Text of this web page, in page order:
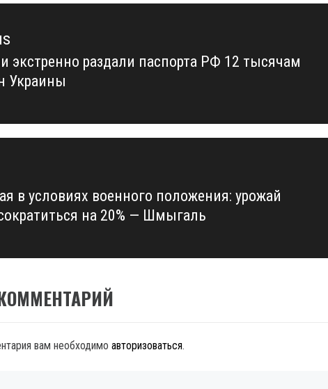
экстренно раздали паспорта РФ 12 тысячам
Украины
в условиях военного положения: урожай
на 20% — Шмыгаль
вам необходимо авторизоваться.